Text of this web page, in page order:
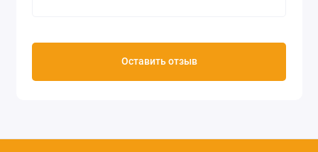
Оставить отзыв